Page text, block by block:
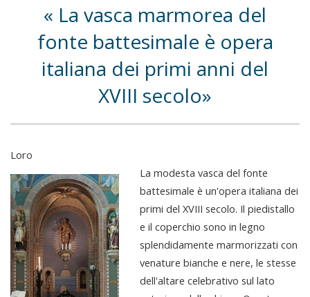
La vasca marmorea del
fonte battesimale è opera
italiana dei primi anni del
XVIII secolo
Loro
La modesta vasca del fonte
battesimale è un'opera italiana dei
primi del XVIII secolo. Il piedistallo
e il coperchio sono in legno
splendidamente marmorizzati con
venature bianche e nere, le stesse
dell'altare celebrativo sul lato